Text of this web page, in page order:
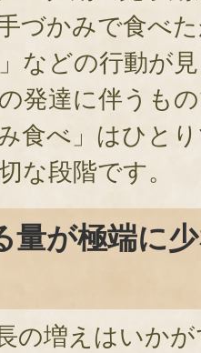
づかみで食べ
などの行動が
発達に伴うも
食べ」はひと
な段階です。
量が極端に
の増えはいか